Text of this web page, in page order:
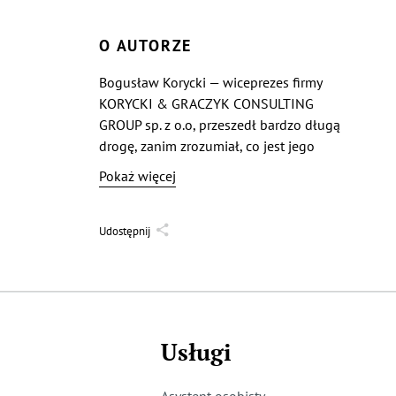
O AUTORZE
Bogusław Korycki — wiceprezes firmy
KORYCKI & GRACZYK CONSULTING
GROUP sp. z o.o, przeszedł bardzo długą
drogę, zanim zrozumiał, co jest jego
powołaniem; co może przynieść korzyści
jemu i ludziom wokół. Przepracował
międzynarodowy, branża budowlana,
satysfakcji.To, co teraz robi, przynosi mu
Pokaż więcej
Udostępnij
Usługi